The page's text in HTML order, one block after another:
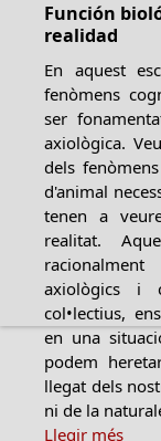
Función
realidad
En aquest
fenòmens
ser
axiològica.
dels
d'animal
tenen a
realitat.
axiològics i
col•lectius,
en una
podem
llegat dels
ni de la
Llegir més